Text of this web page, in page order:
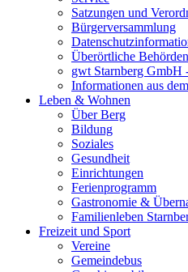
Satzungen und
Bürgerversammlung
Überörtliche Behörden
gwt Starnberg GmbH
Informationen aus
Leben & Wohnen
Über Berg
Bildung
Soziales
Gesundheit
Einrichtungen
Ferienprogramm
Gastronomie &
Familienleben
Freizeit und Sport
Vereine
Gemeindebus